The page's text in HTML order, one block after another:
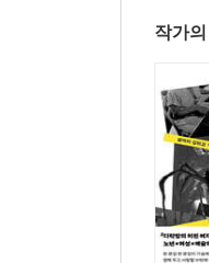
작가